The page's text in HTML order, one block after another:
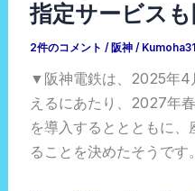
指定サービス
2件のコメント / 阪神 /
▼阪神電鉄は、2025年4
えるにあたり、2027年
を導入するととともに
ることを決めたそうです。